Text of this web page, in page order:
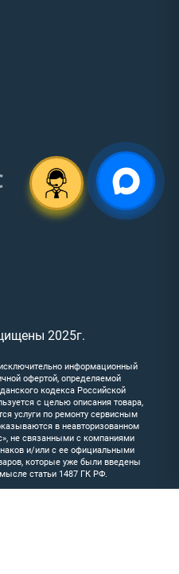
2025г.
информационный
офертой, определяемой
кодекса Российской
с целью описания товара,
услуги по ремонту сервисным
в неавторизованном
не связанными с компаниями
и/или с ее официальными
которые уже были введены
статьи 1487 ГК РФ.